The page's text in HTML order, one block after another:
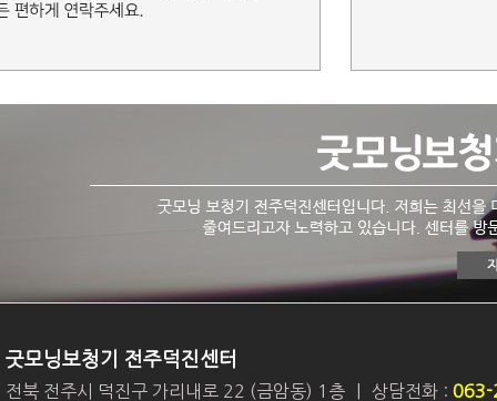
굿모닝보청기 전주덕진센터
전북 전주시 덕진구 가리내로 22 (금암동) 1층 상담전화 : 063-